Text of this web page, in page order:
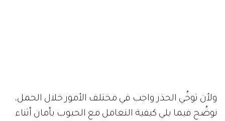
ولأن توخِّي الحذر واجب في مختلف الأمور خلال الحمل،
نوضِّح فيما يلي كيفية التعامل مع الحبوب بأمان أثناء